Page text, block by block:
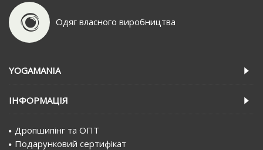
Одяг власного виробництва
YOGAMANIA
IНФОРМАЦIЯ
Дропшипінг та ОПТ
Подарунковий сертифiкат